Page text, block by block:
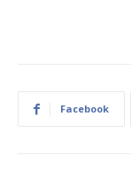
Facebook